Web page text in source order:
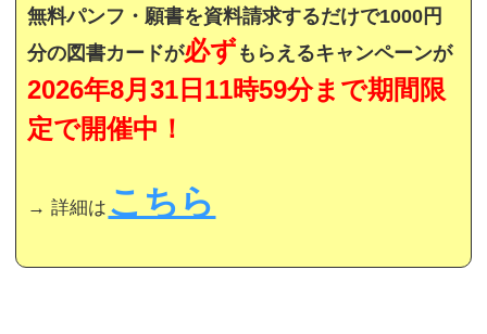
無料パンフ・願書を資料請求するだけで1000円
分の図書カードが必ずもらえるキャンペーンが
2026年8月31日11時59分まで期間限
定で開催中！
→ 詳細は こちら